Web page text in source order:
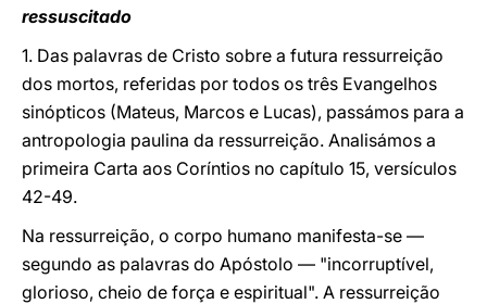
ressuscitado
1. Das palavras de Cristo sobre a futura ressurreição
dos mortos, referidas por todos os três Evangelhos
sinópticos (Mateus, Marcos e Lucas), passámos para a
antropologia paulina da ressurreição. Analisámos a
primeira Carta aos Coríntios no capítulo 15, versículos
42-49.
Na ressurreição, o corpo humano manifesta-se —
segundo as palavras do Apóstolo — "incorruptível,
glorioso, cheio de força e espiritual". A ressurreição